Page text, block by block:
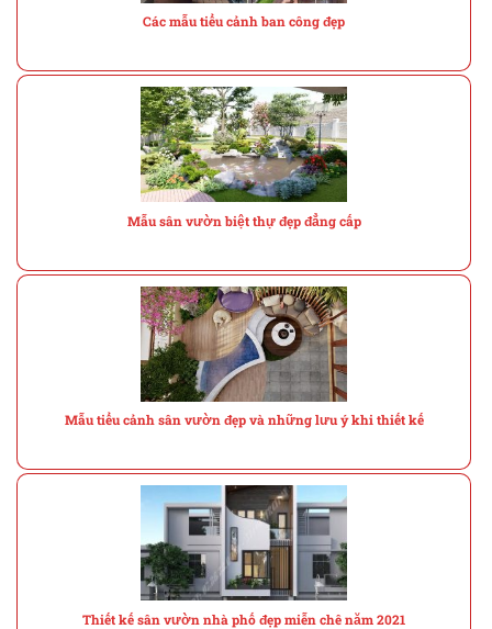
Các mẫu tiểu cảnh ban công đẹp
Mẫu sân vườn biệt thự đẹp đẳng cấp
Mẫu tiểu cảnh sân vườn đẹp và những lưu ý khi thiết kế
Thiết kế sân vườn nhà phố đẹp miễn chê năm 2021